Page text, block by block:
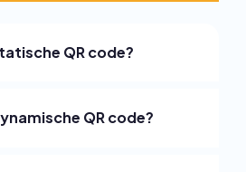
QR code?
QR code?